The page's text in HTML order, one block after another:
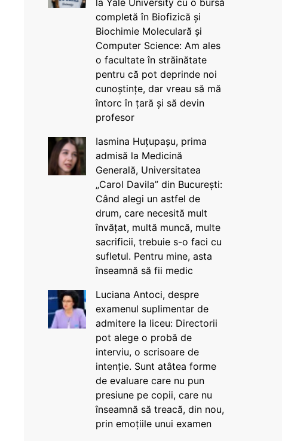
la Yale University cu o bursă
completă în Biofizică și
Biochimie Moleculară și
Computer Science: Am ales
o facultate în străinătate
pentru că pot deprinde noi
cunoștințe, dar vreau să mă
întorc în țară și să devin
profesor
Iasmina Huțupașu, prima
admisă la Medicină
Generală, Universitatea
„Carol Davila” din București:
Când alegi un astfel de
drum, care necesită mult
învățat, multă muncă, multe
sacrificii, trebuie s-o faci cu
sufletul. Pentru mine, asta
înseamnă să fii medic
Luciana Antoci, despre
examenul suplimentar de
admitere la liceu: Directorii
pot alege o probă de
interviu, o scrisoare de
intenție. Sunt atâtea forme
de evaluare care nu pun
presiune pe copii, care nu
înseamnă să treacă, din nou,
prin emoțiile unui examen